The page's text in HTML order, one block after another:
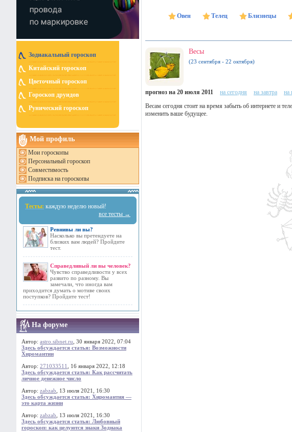
Зодиакальный гороскоп
Китайский гороскоп
Цветочный гороскоп
Гороскоп друидов
Рунический гороскоп
Мой профиль
Мои гороскопы
Персональный гороскоп
Совместимость
Подписка на гороскопы
Тесты: каждую неделю новый!
все тесты →
Ревнивы ли вы?
Насколько вы претендуете на
близких вам людей? Пройдите
тест.
Справедливый ли вы человек?
Чувство справедливости у всех
развито по разному. Вы
замечали, что иногда вам
приходится думать о мотиве своих
поступков? Пройдите тест!
На форуме
Автор: astro.sibnet.ru , 30 января 2022, 07:04
Здесь обсуждается статья: Возможности
Хиромантии
Автор: 271033511
, 16 января 2022, 12:18
Здесь обсуждается статья: Как рассчитать
личное денежное число
Автор: zabzab , 13 июля 2021, 16:30
Здесь обсуждается статья: Хиромантия —
это карта жизни
Автор: zabzab , 13 июля 2021, 16:30
Здесь обсуждается статья: Любовный
гороскоп: как целуются знаки Зодиака
Овен Телец Близнецы
Весы
(23 сентября - 22 октября)
прогноз на 20 июля 2011 на сегодня на завтра на
Весам сегодня стоит на время забыть об интернете и
изменить ваше будущее.